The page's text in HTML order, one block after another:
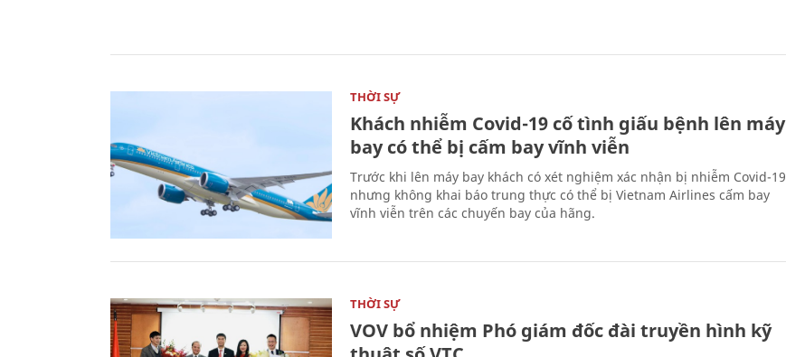
THỜI SỰ
Khách nhiễm Covid-19 cố tình giấu bệnh lên máy
bay có thể bị cấm bay vĩnh viễn
Trước khi lên máy bay khách có xét nghiệm xác nhận bị nhiễm Covid-19
nhưng không khai báo trung thực có thể bị Vietnam Airlines cấm bay
vĩnh viễn trên các chuyến bay của hãng.
THỜI SỰ
VOV bổ nhiệm Phó giám đốc đài truyền hình kỹ